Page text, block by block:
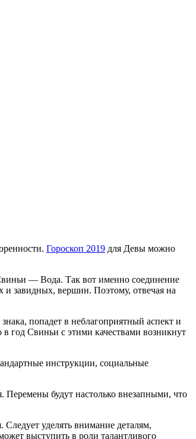
Гороскоп 2019 для Девы можно
— Вода. Так вот именно соединение
завидных, вершин. Поэтому, отвечая на
попадет в неблагоприятный аспект и
год Свиньи с этими качествами возникнут
инструкции, социальные
Перемены будут настолько внезапными, что
уделять внимание деталям,
выступить в роли талантливого